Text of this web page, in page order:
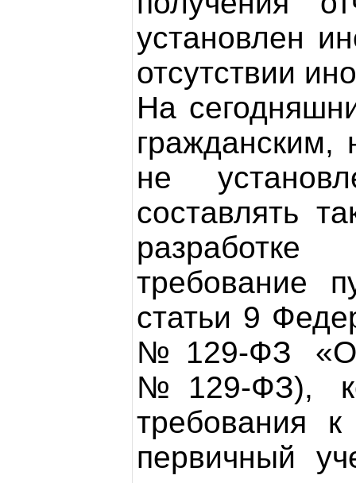
установлен
отсутствии
На
гражданским,
не
составлять
разработке
требование
статьи 9
№129-ФЗ «О
№129-ФЗ),
требования
первичный